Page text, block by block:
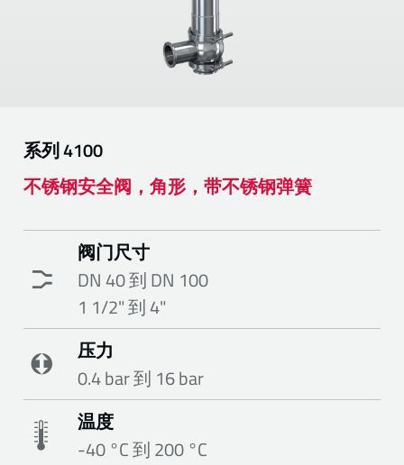
系列4100
不锈钢安全阀，角形，带不锈钢弹簧
阀门尺寸
DN 40 到 DN 100
1 1/2" 到 4"
压力
0.4 bar 到 16 bar
温度
-40 °C 到 200 °C